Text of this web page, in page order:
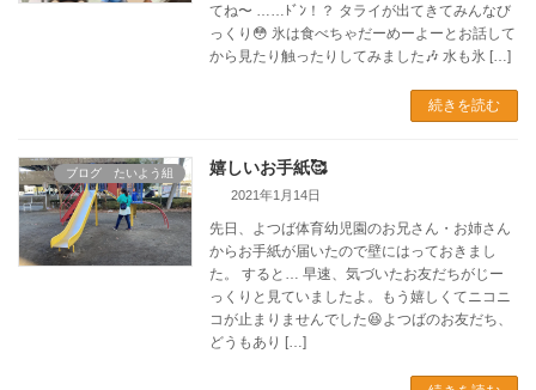
てね〜 ……ﾄﾞﾝ！？ タライが出てきてみんなび
っくり😳 氷は食べちゃだーめーよーとお話して
から見たり触ったりしてみました🎶 水も氷 […]
続きを読む
ブログ たいよう組 嬉しいお手紙🥰
2021年1月14日
先日、よつば体育幼児園のお兄さん・お姉さん
からお手紙が届いたので壁にはっておきまし
た。 すると… 早速、気づいたお友だちがじー
っくりと見ていましたよ。もう嬉しくてニコニ
コが止まりませんでした😆よつばのお友だち、
どうもあり […]